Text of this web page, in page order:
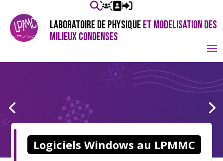
LABORATOIRE DE PHYSIQUEET MODELISATION DES
MILIEUX CONDENSES
Logiciels Windows au LPMMC